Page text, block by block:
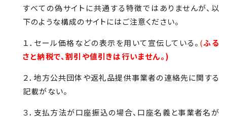
すべての偽サイトに共通する特徴ではありませんが、以
下のような構成のサイトにはご注意ください。
１．セール価格などの表示を用いて宣伝している。 (ふる
さと納税で、割引や値引きは行いません。)
２．地方公共団体や返礼品提供事業者の連絡先に関する
記載がない。
３．支払方法が口座振込の場合、口座名義と事業者名が